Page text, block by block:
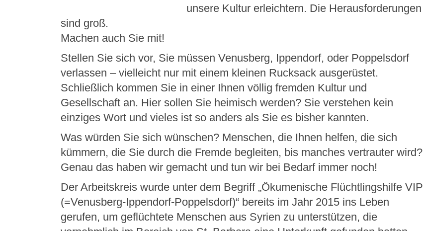
unsere Kultur erleichtern. Die Herausforderungen
sind groß.
Machen auch Sie mit!
Stellen Sie sich vor, Sie müssen Venusberg, Ippendorf, oder Poppelsdorf
verlassen – vielleicht nur mit einem kleinen Rucksack ausgerüstet.
Schließlich kommen Sie in einer Ihnen völlig fremden Kultur und
Gesellschaft an. Hier sollen Sie heimisch werden? Sie verstehen kein
einziges Wort und vieles ist so anders als Sie es bisher kannten.
Was würden Sie sich wünschen? Menschen, die Ihnen helfen, die sich
kümmern, die Sie durch die Fremde begleiten, bis manches vertrauter wird?
Genau das haben wir gemacht und tun wir bei Bedarf immer noch!
Der Arbeitskreis wurde unter dem Begriff „Ökumenische Flüchtlingshilfe VIP
(=Venusberg-Ippendorf-Poppelsdorf)“ bereits im Jahr 2015 ins Leben
gerufen, um geflüchtete Menschen aus Syrien zu unterstützen, die